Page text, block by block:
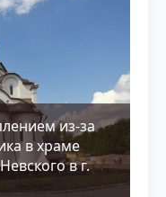
из-за
в храме
в г.